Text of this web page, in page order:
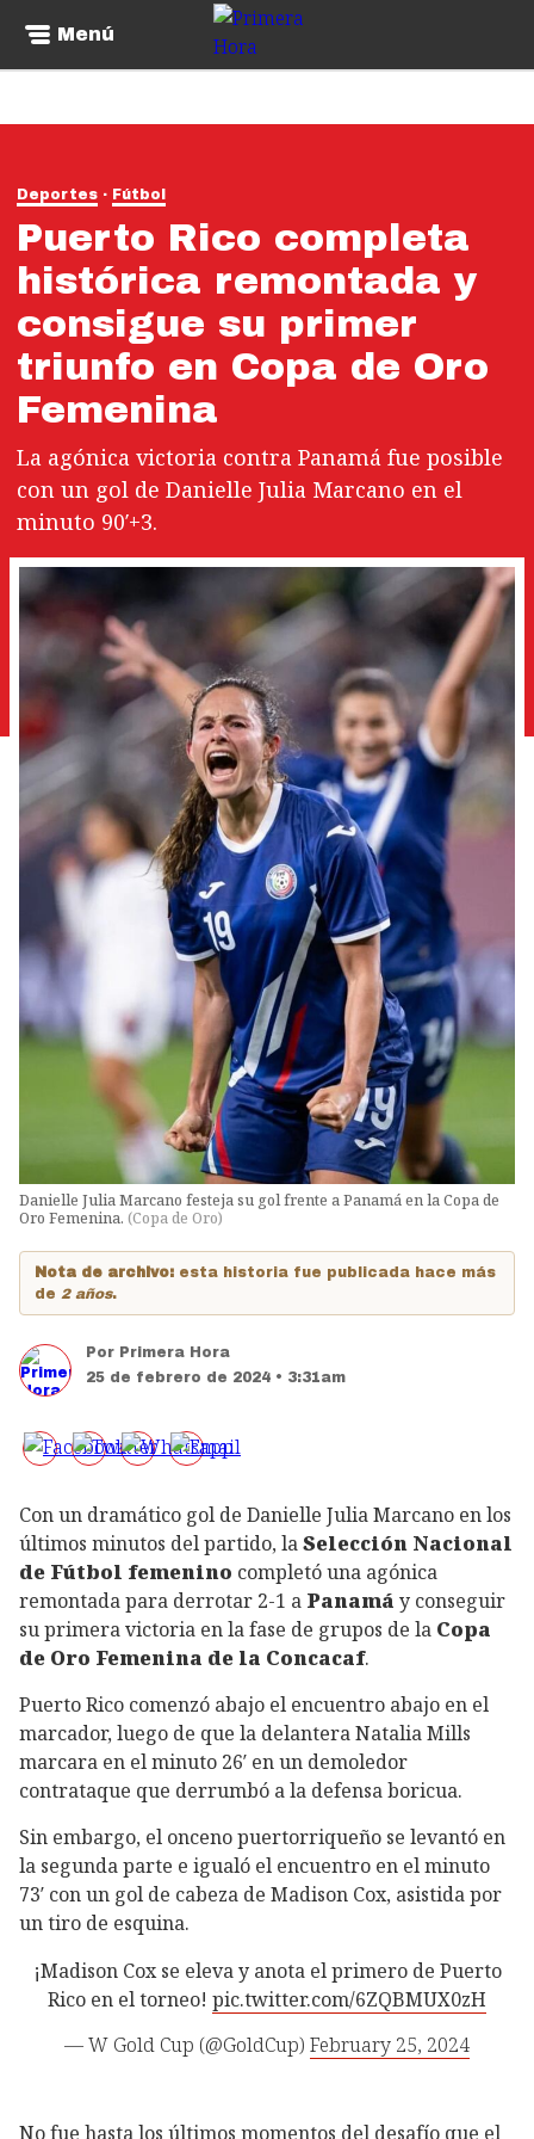
Menú
Deportes Fútbol
Puerto Rico completa
histórica remontada y
consigue su primer
triunfo en Copa de Oro
Femenina
La agónica victoria contra Panamá fue posible
con un gol de Danielle Julia Marcano en el
minuto 90′+3.
Danielle Julia Marcano festeja su gol frente a Panamá en la Copa de
Oro Femenina. (Copa de Oro)
Nota de archivo: esta historia fue publicada hace más
de 2 años.
Por Primera Hora
25 de febrero de 2024 • 3:31am
Con un dramático gol de Danielle Julia Marcano en los
últimos minutos del partido, laSelección Nacional
de Fútbol femenino completó una agónica
remontada para derrotar 2-1 a Panamá y conseguir
su primera victoria en la fase de grupos de la Copa
de Oro Femenina de la Concacaf.
Puerto Rico comenzó abajo el encuentro abajo en el
marcador, luego de que la delantera Natalia Mills
marcara en el minuto 26′ en un demoledor
contrataque que derrumbó a la defensa boricua.
Sin embargo, el onceno puertorriqueño se levantó en
la segunda parte e igualó el encuentro en el minuto
73′ con un gol de cabeza de Madison Cox, asistida por
un tiro de esquina.
¡Madison Cox se eleva y anota el primero de Puerto
Rico en el torneo! pic.twitter.com/6ZQBMUX0zH
— W Gold Cup (@GoldCup) February 25, 2024
No fue hasta los últimos momentos del desafío que el